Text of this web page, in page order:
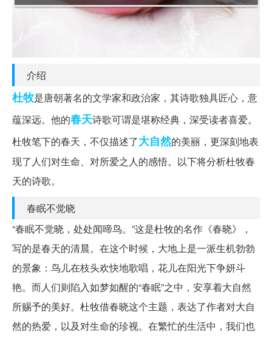
介绍
杜牧是唐朝著名的文学家和政治家，其诗歌独具匠心，意
蕴深远。他的春天诗歌可谓是堪称经典，深受读者喜爱。
杜牧笔下的春天，不仅描述了大自然的美丽，更深刻地表
现了人们对生命、对所爱之人的感悟。以下将分析杜牧春
天的诗歌。
春眠不觉晓
“春眠不觉晓，处处闻啼鸟。”这是杜牧的名作《春晓》，
写的是春天的清晨。在这个时候，大地上是一派生机勃勃
的景象：鸟儿在枝头欢快地歌唱，花儿在阳光下争妍斗
艳。而人们则陷入如梦如醒的“春眠”之中，安享着大自然
所赐予的美好。杜牧借春晓这个主题，表达了作者对大自
然的热爱，以及对生命的珍视。在繁忙的生活中，我们也